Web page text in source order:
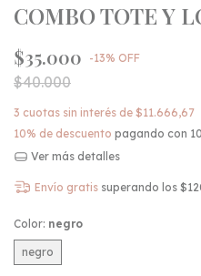
COMBO TOTE Y
$35.000 -13% OFF
$40.000
3 cuotas sin interés de $11.666,67
10% de descuento pagando con
Ver más detalles
Envío gratis superando los
Color: negro
negro